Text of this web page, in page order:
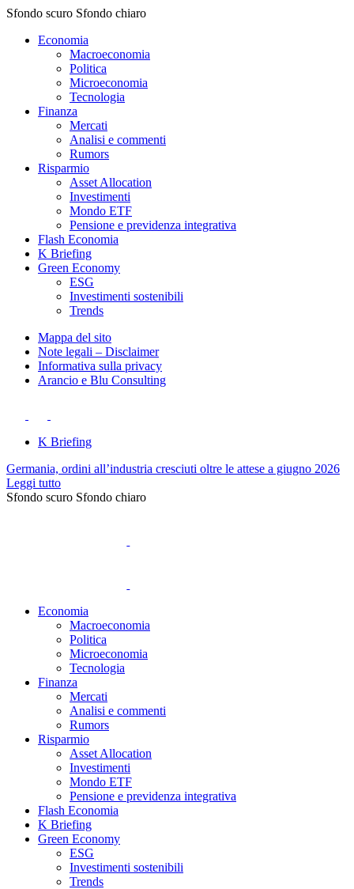
Sfondo scuro Sfondo chiaro
Economia
Macroeconomia
Politica
Microeconomia
Tecnologia
Finanza
Mercati
Analisi e commenti
Rumors
Risparmio
Asset Allocation
Investimenti
Mondo ETF
Pensione e previdenza integrativa
Flash Economia
K Briefing
Green Economy
ESG
Investimenti sostenibili
Trends
Mappa del sito
Note legali – Disclaimer
Informativa sulla privacy
Arancio e Blu Consulting
K Briefing
Germania, ordini all’industria cresciuti oltre le attese a giugno 2026
Leggi tutto
Sfondo scuro Sfondo chiaro
Economia
Macroeconomia
Politica
Microeconomia
Tecnologia
Finanza
Mercati
Analisi e commenti
Rumors
Risparmio
Asset Allocation
Investimenti
Mondo ETF
Pensione e previdenza integrativa
Flash Economia
K Briefing
Green Economy
ESG
Investimenti sostenibili
Trends